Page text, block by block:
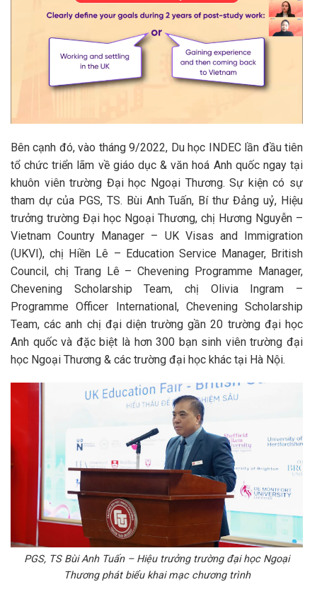
Bên cạnh đó, vào tháng 9/2022, Du học INDEC lần đầu tiên
tổ chứctriển lãm về giáo dục & văn hoá Anh quốcngay tại
khuôn viên trường Đại học Ngoại Thương. Sự kiện có sự
tham dự của PGS, TS. Bùi Anh Tuấn, Bí thư Đảng uỷ, Hiệu
trưởng trường Đại học Ngoại Thương, chị Hương Nguyễn –
Vietnam Country Manager – UK Visas and Immigration
(UKVI), chị Hiền Lê – Education Service Manager, British
Council, chị Trang Lê – Chevening Programme Manager,
Chevening Scholarship Team, chị Olivia Ingram –
Programme Officer International, Chevening Scholarship
Team, các anh chị đại diện trường gần 20 trường đại học
Anh quốc và đặc biệt là hơn 300 bạn sinh viên trường đại
học Ngoại Thương & các trường đại học khác tại Hà Nội.
PGS, TS Bùi Anh Tuấn – Hiệu trưởng trường đại học Ngoại
Thương phát biểu khai mạc chương trình